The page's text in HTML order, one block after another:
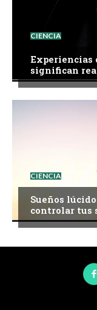
CIENCIA
Experiencias
significan
CIENCIA
Sueños
controlar tus